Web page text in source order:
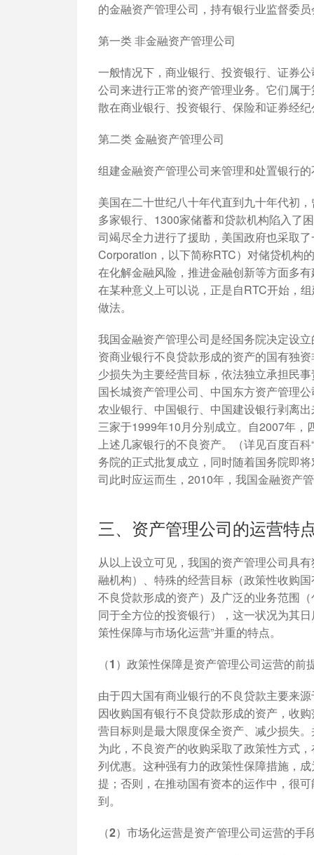
的金融资产管理公司，持有银行业监督委
第一类 非金融资产管理公司
一般情况下，商业银行、投资银行、证券
公司来进行正常的资产管理业务。它们属
散在商业银行、投资银行、保险和证券经
第二类 金融资产管理公司
组建金融资产管理公司来管理和处置银行
美国在二十世纪八十年代直到九十年代初
多家银行、1300家储蓄和贷款机构陷入了
司竭尽全力进行了援助，美国政府也采取
Corporation，以下简称RTC）对储贷机构
在化解金融风险，推进金融创新等方面多
在某种意义上可以说，正是自RTC开始，
做法。
我国金融资产管理公司是经国务院决定设
资商业银行不良贷款形成的资产的国有独
少损失为主要经营目标，依法独立承担民
国长城资产管理公司、中国东方资产管理
农业银行、中国银行、中国建设银行剥离
三家于1999年10月分别成立。自2007年
上述几家银行的不良资产。（详见百度百
务院的正式批复成立，同时随着国务院即
司此时应运而生，2010年，我国金融资产
三、资产管理公司的运营特
从以上设立可见，我国的资产管理公司具
融机构）、特殊的经营目标（政策性收购
不良贷款形成的资产）及广泛的业务范围
同于全方位的投资银行），这一状况为其
策性保障与市场化运营”并重的特点。
（1）政策性保障是资产管理公司运营的前
由于四大国有商业银行的不良贷款主要来
因收购国有银行不良贷款形成的资产，收
营目标则是最大限度保全资产、减少损失
为此，不良资产的收购采取了政策性方式
列优惠。这种强有力的政策性保障措施，
提；否则，在推动国有资本的运作中，很
到。
（2）市场化运营是资产管理公司运营的手